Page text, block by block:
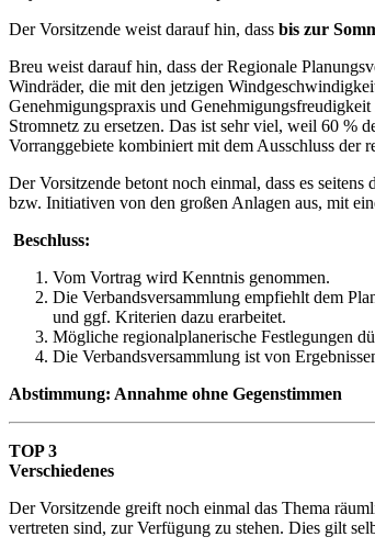
Der Vorsitzende weist darauf hin, dass bis zur
Breu weist darauf hin, dass der Regionale
Windräder, die mit den jetzigen
Genehmigungspraxis und
Stromnetz zu ersetzen. Das ist sehr viel, weil 60 %
Vorranggebiete kombiniert mit dem Ausschluss der
Der Vorsitzende betont noch einmal, dass es
bzw. Initiativen von den großen Anlagen aus, mit
Beschluss:
Vom Vortrag wird Kenntnis genommen.
Die Verbandsversammlung empfiehlt dem
und ggf. Kriterien dazu erarbeitet.
Mögliche regionalplanerische Festlegungen
Die Verbandsversammlung ist von
Abstimmung: Annahme ohne Gegenstimmen
TOP 3
Verschiedenes
Der Vorsitzende greift noch einmal das Thema
vertreten sind, zur Verfügung zu stehen. Dies gilt